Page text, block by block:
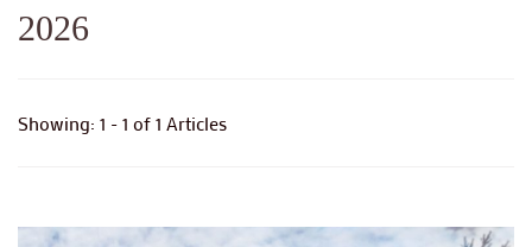
2026
Showing: 1 - 1 of 1 Articles